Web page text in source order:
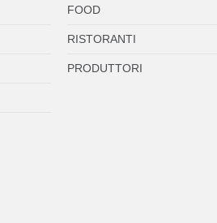
FOOD
RISTORANTI
PRODUTTORI